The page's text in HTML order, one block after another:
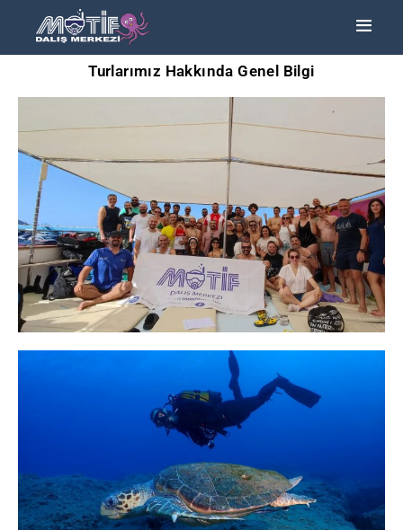
EĞITIMLER –
KURSLAR
FOTOĞRAF
ALBÜMLERI
ÜCRETLERIMIZ
HAKKIMIZDA
İLETIŞIM
Turlarımız Hakkında Genel Bilgi